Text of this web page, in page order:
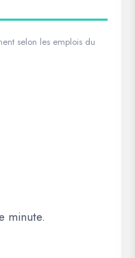
selon les emplois du
minute.